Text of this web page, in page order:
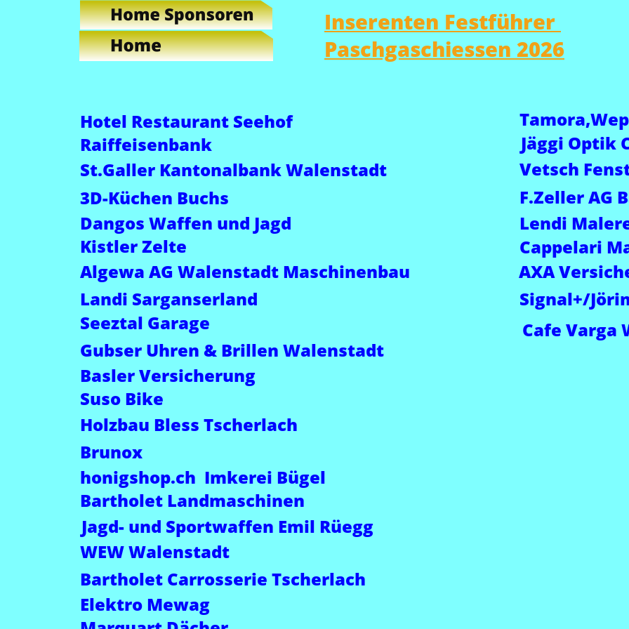
Signal+/
Inserenten Festführer
Paschgaschiessen 2026
Hotel Restaurant Seehof
Raiffeisenbank
St.Galler Kantonalbank Walenstadt
3D-Küchen Buchs
Dangos Waffen und Jagd
Kistler Zelte
Algewa AG Walenstadt Maschinenbau
Landi Sarganserland
Seeztal Garage
Gubser Uhren & Brillen Walenstadt
Suso Bike
Holzbau Bless Tscherlach
Brunox
honigshop.ch  Imkerei Bügel
Bartholet Landmaschinen
WEW Walenstadt
Bartholet Carrosserie Tscherlach
Elektro Mewag
Jäggi Optik
Vetsch
F.Zeller AG
Lendi
Cappelari
Jagd- und Sportwaffen Emil Rüegg
Basler Versicherung
AXA
Cafe Varga